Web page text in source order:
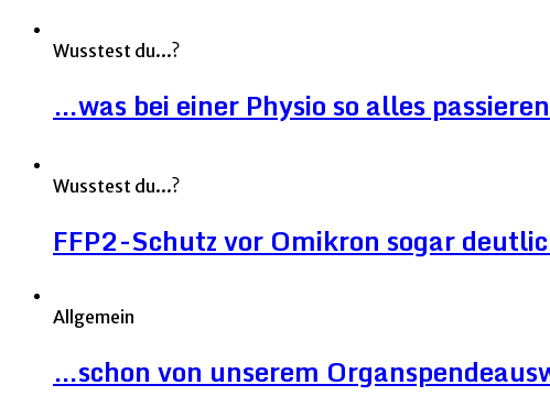
Wusstest du...?
…was bei einer Physio so alles
Wusstest du...?
FFP2-Schutz vor Omikron sogar
Allgemein
…schon von unserem